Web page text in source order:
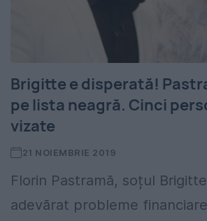
Brigitte e disperată!
pe lista neagră. Cinci
vizate
21 NOIEMBRIE 2019
Florin Pastramă, soțul
adevărat probleme